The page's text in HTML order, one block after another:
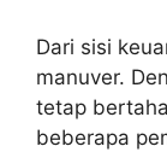
Dari sisi
manuver.
tetap
beberapa